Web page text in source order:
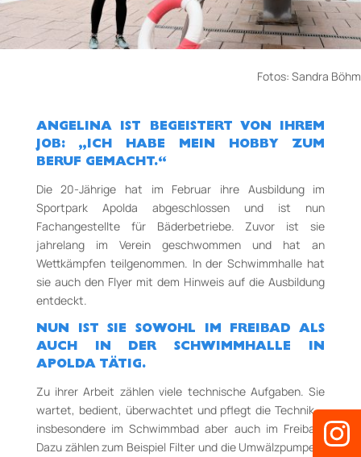
Fotos: Sandra Böhm
ANGELINA IST BEGEISTERT VON IHREM
JOB: „ICH HABE MEIN HOBBY ZUM
BERUF GEMACHT.“
Die 20-­Jährige hat im Februar ihre Ausbildung im
Sportpark Apolda abgeschlossen und ist nun
Fachangestellte für Bäderbetriebe. Zuvor ist sie
jahrelang im Verein geschwommen und hat an
Wettkämpfen teilgenommen. In der Schwimmhalle hat
sie auch den Flyer mit dem Hinweis auf die Ausbildung
entdeckt.
NUN IST SIE SOWOHL IM FREIBAD ALS
AUCH IN DER SCHWIMMHALLE IN
APOLDA TÄTIG.
Zu ihrer Arbeit zählen viele technische Aufgaben. Sie
wartet, bedient, überwachtet und pflegt die Technik –
insbesondere im Schwimmbad aber auch im Freibad.
Dazu zählen zum Beispiel Filter und die Umwälzpumpe –